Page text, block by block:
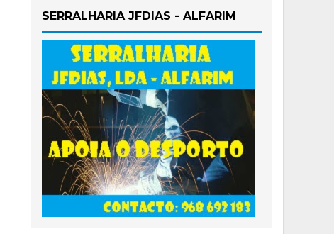
SERRALHARIA JFDIAS - ALFARIM